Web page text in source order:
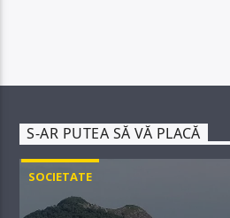
S-AR PUTEA SĂ VĂ PLACĂ
SOCIETATE